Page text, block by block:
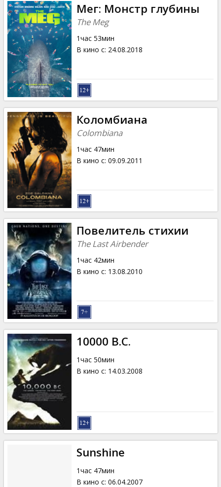
Мег: Монстр глубины
The Meg
1час 53мин
В кино с: 24.08.2018
Коломбиана
Colombiana
1час 47мин
В кино с: 09.09.2011
Повелитель стихии
The Last Airbender
1час 42мин
В кино с: 13.08.2010
10000 B.C.
1час 50мин
В кино с: 14.03.2008
Sunshine
1час 47мин
В кино с: 06.04.2007